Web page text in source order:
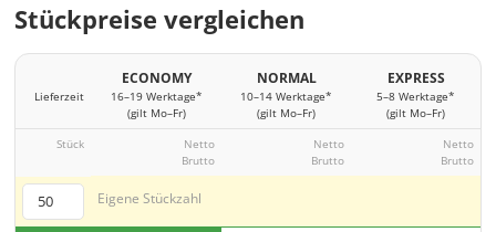
Stückpreise vergleichen
Lieferzeit
ECONOMY
16–19 Werktage*
(gilt Mo–Fr)
NORMAL
10–14 Werktage*
(gilt Mo–Fr)
EXPRESS
5–8 Werktage*
(gilt Mo–Fr)
Stück
Netto
Brutto
Netto
Brutto
Netto
Brutto
Eigene Stückzahl